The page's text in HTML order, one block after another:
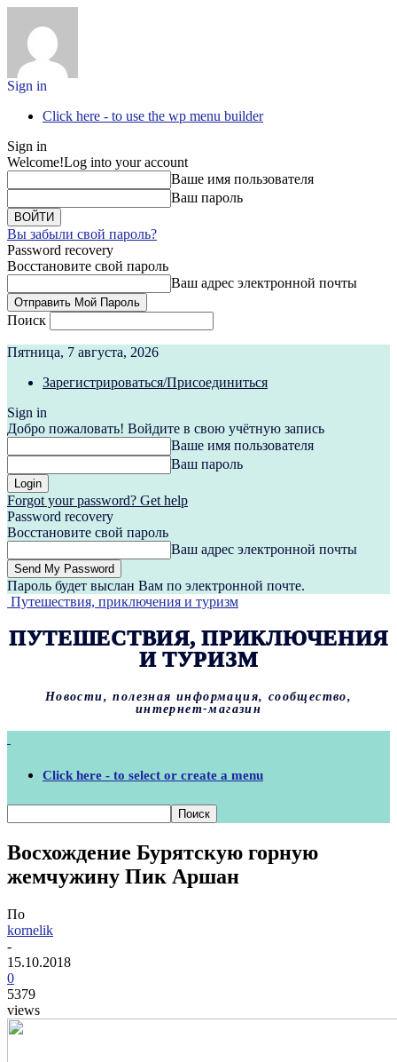
Sign in
Click here - to use the wp menu builder
Sign in
Welcome!Log into your account
Ваше имя пользователя
Ваш пароль
Вы забыли свой пароль?
Password recovery
Восстановите свой пароль
Ваш адрес электронной почты
Поиск
Пятница, 7 августа, 2026
Зарегистрироваться/Присоединиться
Sign in
Добро пожаловать! Войдите в свою учётную запись
Ваше имя пользователя
Ваш пароль
Forgot your password? Get help
Password recovery
Восстановите свой пароль
Ваш адрес электронной почты
Пароль будет выслан Вам по электронной почте.
Путешествия, приключения и туризм
ПУТЕШЕСТВИЯ, ПРИКЛЮЧЕНИЯ
И ТУРИЗМ
Новости, полезная информация, сообщество,
интернет-магазин
Click here - to select or create a menu
Восхождение Бурятскую горную
жемчужину Пик Аршан
По
kornelik
-
15.10.2018
0
5379
views